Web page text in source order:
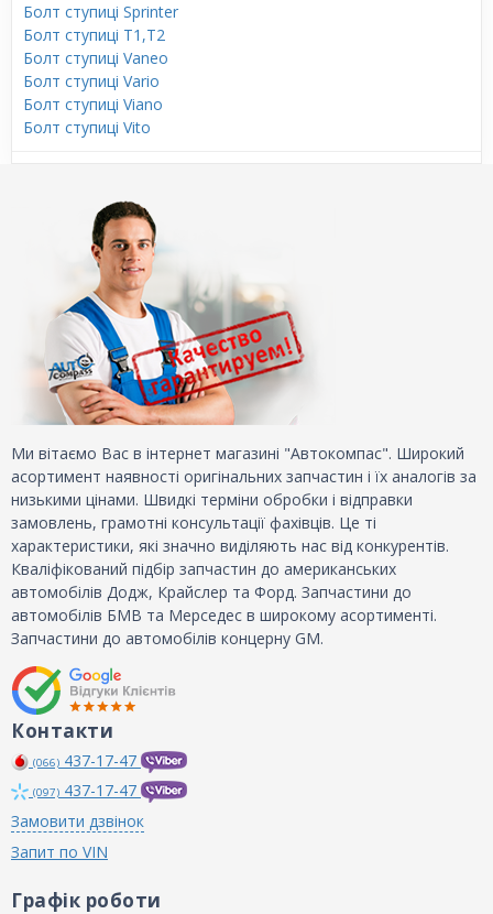
Болт ступиці Sprinter
Болт ступиці T1,T2
Болт ступиці Vaneo
Болт ступиці Vario
Болт ступиці Viano
Болт ступиці Vito
Ми вітаємо Вас в інтернет магазині "Автокомпас". Широкий
асортимент наявності оригінальних запчастин і їх аналогів за
низькими цінами. Швидкі терміни обробки і відправки
замовлень, грамотні консультації фахівців. Це ті
характеристики, які значно виділяють нас від конкурентів.
Кваліфікований підбір запчастин до американських
автомобілів Додж, Крайслер та Форд. Запчастини до
автомобілів БМВ та Мерседес в широкому асортименті.
Запчастини до автомобілів концерну GM.
Контакти
(066) 437-17-47
(097) 437-17-47
Замовити дзвінок
Запит по VIN
Графік роботи